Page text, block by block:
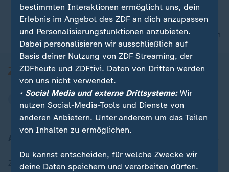
nach oben
Zuletzt veröffentlicht
bestimmten Interaktionen ermöglicht uns, dein
Erlebnis im Angebot des ZDF an dich anzupassen
und Personalisierungsfunktionen anzubieten.
Dabei personalisieren wir ausschließlich auf
Basis deiner Nutzung von ZDF Streaming, der
ZDFheute und ZDFtivi. Daten von Dritten werden
von uns nicht verwendet.
• Social Media und externe Drittsysteme:Wir
nutzen Social-Media-Tools und Dienste von
anderen Anbietern. Unter anderem um das Teilen
von Inhalten zu ermöglichen.
Du kannst entscheiden, für welche Zwecke wir
deine Daten speichern und verarbeiten dürfen.